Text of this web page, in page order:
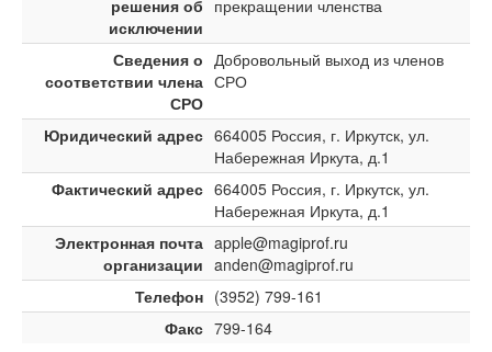
решения об
исключении
прекращении членства
Сведения о
соответствии члена
СРО
Добровольный выход из членов
СРО
Юридический адрес 664005 Россия, г. Иркутск, ул.
Набережная Иркута, д.1
Фактический адрес 664005 Россия, г. Иркутск, ул.
Набережная Иркута, д.1
Электронная почта
организации
apple@magiprof.ru
anden@magiprof.ru
Телефон (3952) 799-161
Факс 799-164